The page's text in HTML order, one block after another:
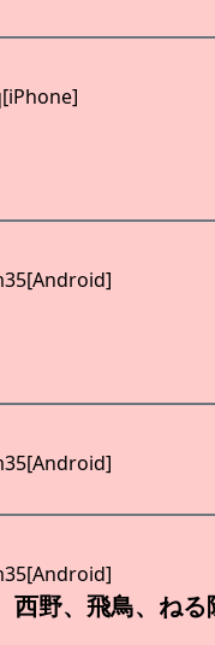
西野、飛鳥、ねる